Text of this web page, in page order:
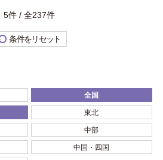
5件 / 全237件
条件をリセット
全国
東北
中部
中国・四国